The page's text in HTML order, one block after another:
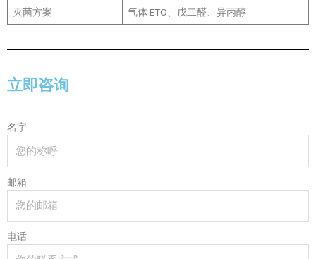
灭菌方案 气体 ETO、戊二醛、异丙醇
立即咨询
名字
邮箱
电话